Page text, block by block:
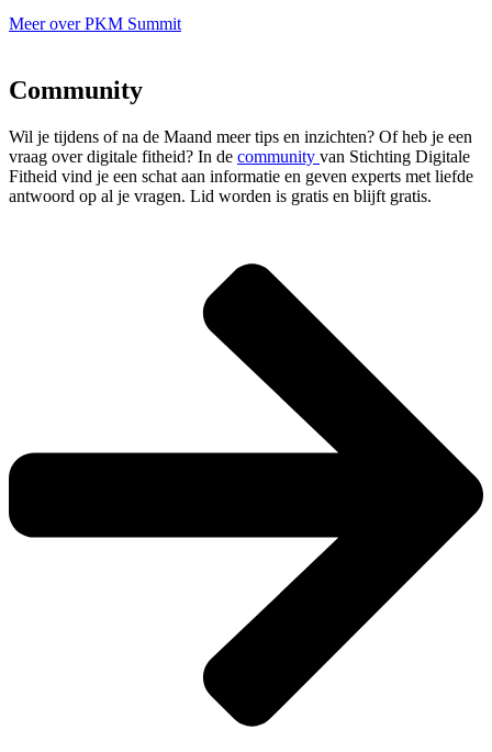
Meer over PKM Summit
Community
Wil je tijdens of na de Maand meer tips en inzichten? Of heb je een
vraag over digitale fitheid? In de community van Stichting Digitale
Fitheid vind je een schat aan informatie en geven experts met liefde
antwoord op al je vragen. Lid worden is gratis en blijft gratis.